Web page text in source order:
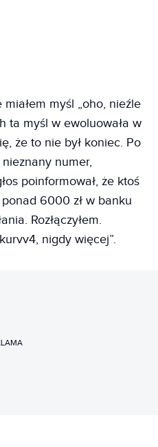
myśl „oho, nieźle
ta myśl w ewoluowała w
że to nie był koniec. Po
numer,
poinformował, że ktoś
6000 zł w banku
Rozłączyłem.
nigdy więcej”.